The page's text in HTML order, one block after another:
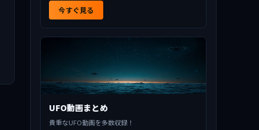
今すぐ見る
UFO動画まとめ
貴重なUFO動画を多数収録！